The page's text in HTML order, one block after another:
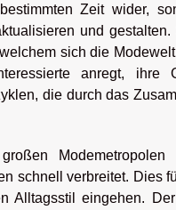
Zeit wider,
und
sich die
anregt, ihre
die durch das
schnell verbreitet. Dies
Alltagsstil eingehen.